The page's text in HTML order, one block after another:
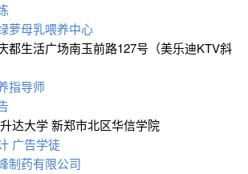
萝母乳喂养中心
都生活广场南玉前路127号（美乐迪KTV斜
指导师
达大学 新郑市北区华信学院
广告学徒
制药有限公司